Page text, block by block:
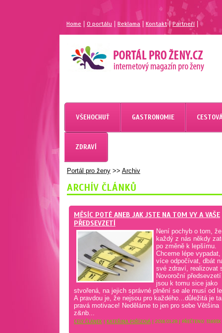
Home |O portálu Reklama Kontakt| Partneří
MAGAZÍN PRO ŽENY
PORTÁL PRO ŽENY.CZ
VŠEHOCHUŤ GASTRONOMIE
ZDRAVÍ
Portál pro ženy >> Archiv
ARCHÍV ČLÁNKŮ
MĚSÍC POTÉ ANEB JAK JSTE NA TOM VY A VAŠE
PŘEDSEVZETÍ
Není pochyb o tom, že
každý z nás někdy
po změně k lepšímu.
Chceme lépe vypadat,
více odpočívat, dbát
své zdraví, realizovat
Novoroční předsevzetí
jsou k tomu sice jako
stvořená, na jejich správné plnění se ale musí od
A pravdou je, že nejsou pro každého…důležitá je ta
pravá motivace! Neděláme to jen pro sebe Většina
z&nb...
CELÝ ČLÁNEK | KATEŘINA POŘÍZOVÁ | 2016.01.28 | PŘEČTENO: 31693X